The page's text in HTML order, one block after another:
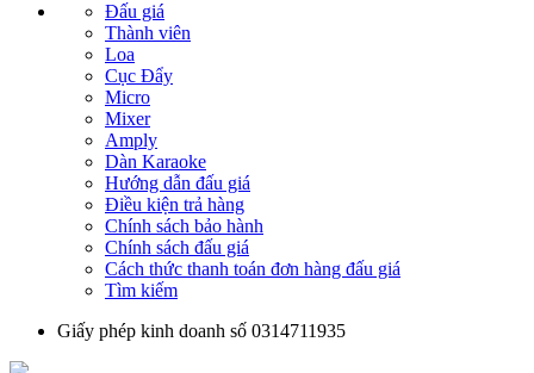
Đấu giá
Thành viên
Loa
Cục Đẩy
Micro
Mixer
Amply
Dàn Karaoke
Hướng dẫn đấu giá
Điều kiện trả hàng
Chính sách bảo hành
Chính sách đấu giá
Cách thức thanh toán đơn hàng đấu giá
Tìm kiếm
Giấy phép kinh doanh số 0314711935